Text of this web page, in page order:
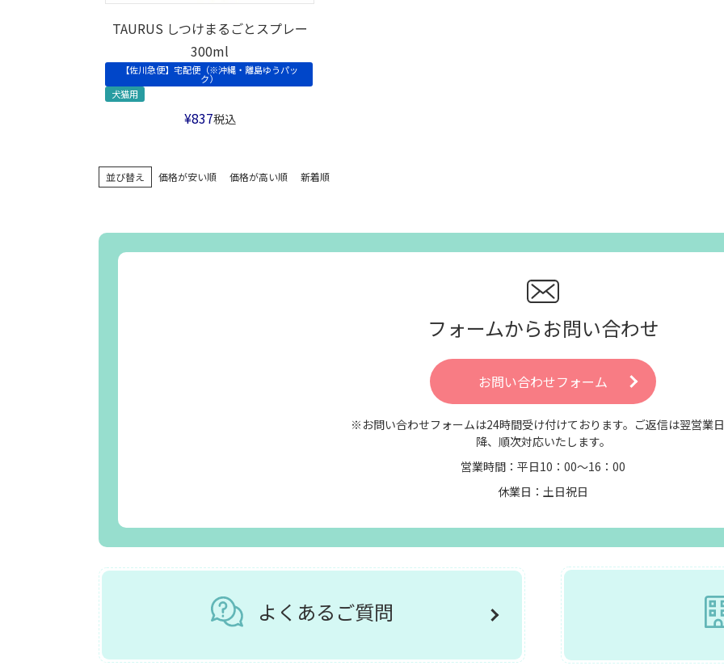
TAURUS しつけまるごとスプレー
300ml
【佐川急便】宅配便（※沖縄・離島ゆうパッ
ク）
犬猫用
¥837税込
並び替え 価格が安い順 価格が高い順 新着順
フォームからお問い合わせ
お問い合わせフォーム
※お問い合わせフォームは24時間受け付けております。ご返信は翌営業
降、順次対応いたします。
営業時間：平日10：00～16：00
休業日：土日祝日
よくあるご質問